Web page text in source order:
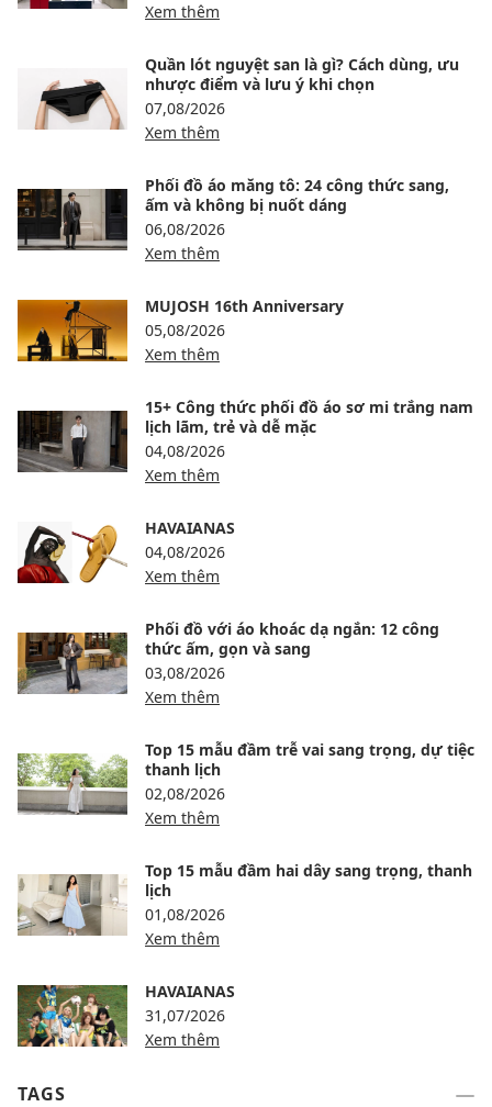
Xem thêm
Quần lót nguyệt san là gì? Cách dùng, ưu
nhược điểm và lưu ý khi chọn
07,08/2026
Xem thêm
Phối đồ áo măng tô: 24 công thức sang,
ấm và không bị nuốt dáng
06,08/2026
Xem thêm
MUJOSH 16th Anniversary
05,08/2026
Xem thêm
15+ Công thức phối đồ áo sơ mi trắng nam
lịch lãm, trẻ và dễ mặc
04,08/2026
Xem thêm
HAVAIANAS
04,08/2026
Xem thêm
Phối đồ với áo khoác dạ ngắn: 12 công
thức ấm, gọn và sang
03,08/2026
Xem thêm
Top 15 mẫu đầm trễ vai sang trọng, dự tiệc
thanh lịch
02,08/2026
Xem thêm
Top 15 mẫu đầm hai dây sang trọng, thanh
lịch
01,08/2026
Xem thêm
HAVAIANAS
31,07/2026
Xem thêm
TAGS